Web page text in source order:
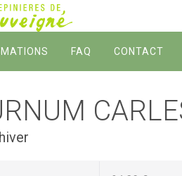
Navigation
principale
FAQ CONTACT